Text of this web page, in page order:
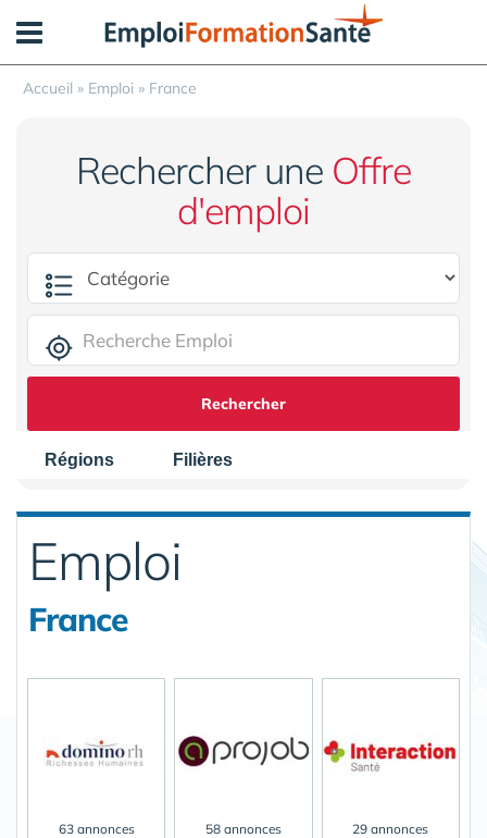
Accueil » Emploi » France
Rechercher une Offre
d'emploi
Rechercher
Régions Filières
Emploi
France
63 annonces 58 annonces 29 annonces